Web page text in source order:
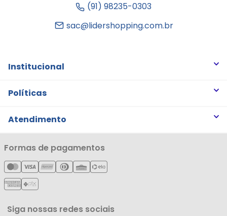
(91) 98235-0303
sac@lidershopping.com.br
Institucional
Quem somos
Notícias
Cartão Líderzan
Políticas
Trocas e Devoluções
Política de Privacidade
Política de Entrega
Política de Reembolso
Atendimento
Minha Conta
Meus Pedidos
Meus Favoritos
Central de Atendimento
Formas de pagamentos
Siga nossas redes sociais